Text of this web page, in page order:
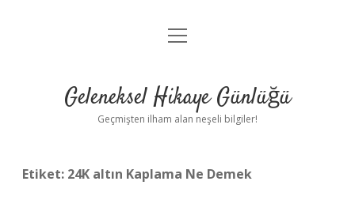
Anasayfa
Yasal Uyarı
menüyü
Geleneksel Hikaye Günlüğü
Geçmişten ilham alan neşeli bilgiler!
Etiket: 24K altın Kaplama Ne Demek